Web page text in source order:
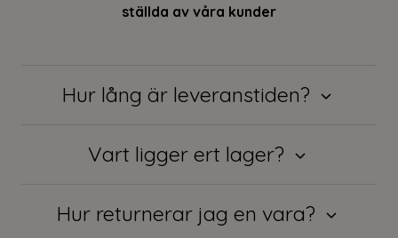
ställda av våra kunder
Hur lång är leveranstiden?
Vart ligger ert lager?
Hur returnerar jag en vara?